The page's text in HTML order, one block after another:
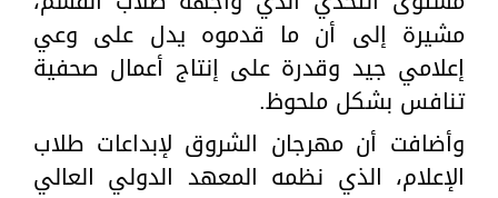
مشيرة إلى أن ما قدموه يدل على وعي
إعلامي جيد وقدرة على إنتاج أعمال صحفية
تنافس بشكل ملحوظ.
وأضافت أن مهرجان الشروق لإبداعات طلاب
الإعلام، الذي نظمه المعهد الدولي العالي